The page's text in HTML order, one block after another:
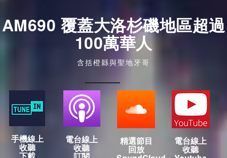
AM690 覆蓋大洛杉磯地區超過
100萬華人
含括橙縣與聖地牙哥
手機線上
收聽
電台線上
收聽
精選節目
回放
電台線上
收聽